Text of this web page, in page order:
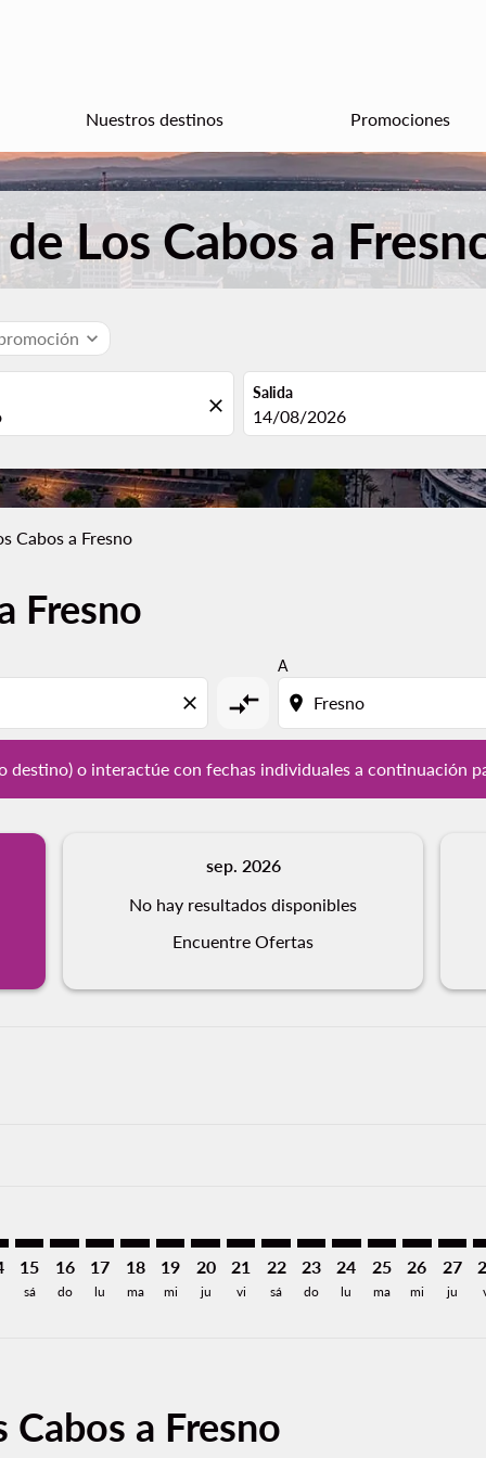
Nuestros destinos Promociones
Los Cabos a
expand_more
close
Salida
fc-booking-departure-date-
14/08/2026
Cabos a Fresno
Fresno
close compare_arrows
A
location_on
o interactúe con fechas individuales a continuación
destino) o interactúe con fechas individuales a
sep. 2026
No hay resultados disponibles
Encuentre Ofertas
15
sá
16
do
17
lu
18
ma
19
mi
SJD–FAT: cmp-view-offers-
20
ju
SJD–FAT: cmp-view-offers-
21
vi
SJD–FAT: cmp-view-
22
sá
SJD–FAT: cmp-view-
23
do
SJD–FAT: cmp-
24
lu
SJD–FAT:
25
ma
26
mi
27
ju
a Fresno